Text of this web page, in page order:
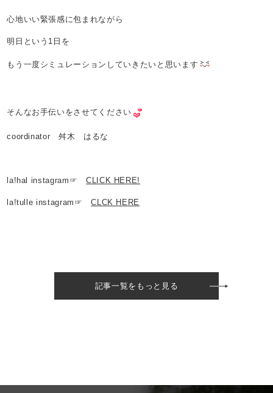
心地いい緊張感に包まれながら
明日という1日を
もう一度シミュレーションしていきたいと思います
そんなお手伝いをさせてください
coordinator 舛木 はるな
la!hal instagram☞ CLICK HERE!
la!tulle instagram☞CLCK HERE
記事一覧をもっと見る